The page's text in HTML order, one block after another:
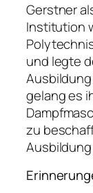
Gerstner
Institution
und legte
Ausbildung
gelang es
zu